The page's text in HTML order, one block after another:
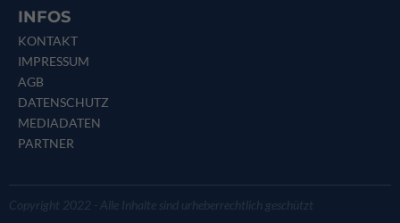
INFOS
KONTAKT
IMPRESSUM
AGB
DATENSCHUTZ
MEDIADATEN
PARTNER
Copyright 2022 - Alle Inhalte sind urheberrechtlich geschützt